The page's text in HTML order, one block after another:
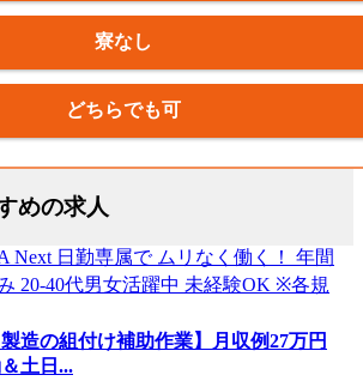
寮なし
どちらでも可
めの求人
造の組付け補助作業】月収例27万円
土日...